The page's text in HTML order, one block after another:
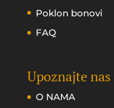
Poklon bonovi
FAQ
Upoznajte nas
O NAMA